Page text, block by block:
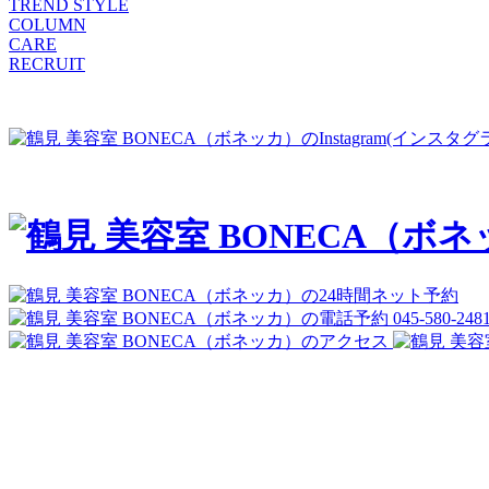
TREND STYLE
COLUMN
CARE
RECRUIT
045-580-